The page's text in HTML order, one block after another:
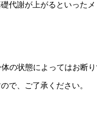
代謝が上がるといったメ
の状態によってはお断り
で、ご了承ください。